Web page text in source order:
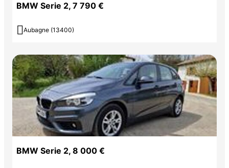
BMW Serie 2, 7 790 €
 Aubagne (13400)
BMW Serie 2, 8 000 €